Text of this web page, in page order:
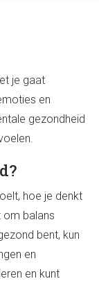
je gaat
en
gezondheid
hoe je denkt
om balans
bent, kun
en
en kunt